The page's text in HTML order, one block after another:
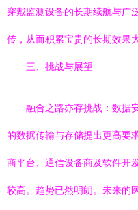
穿戴监测设备的长期续航与广
传，从而积累宝贵的长期效果
三、挑战与展望
融合之路亦存挑战：数据
的数据传输与存储提出更高要
商平台、通信设备商及软件开
较高。趋势已然明朗。未来的